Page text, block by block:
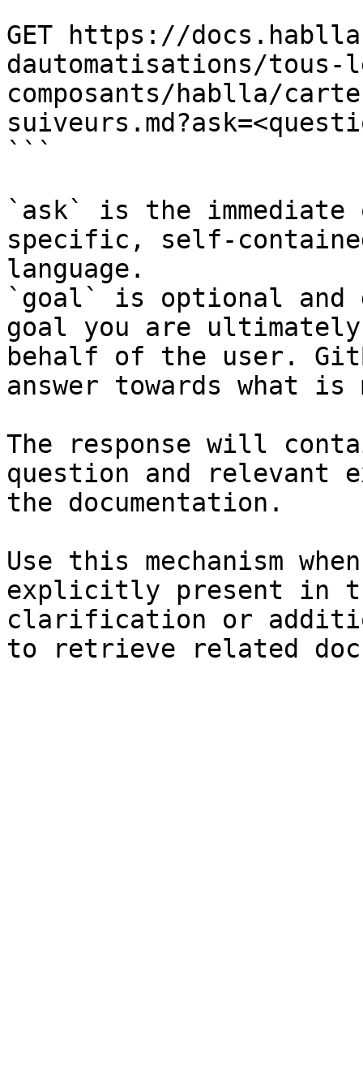
GET https://
dautomatisations/tous-
composants/hablla/
```
`ask` is the
specific, self-
language.
`goal` is optional and
goal you are
behalf of the user.
answer towards what
The response will
question and relevant
the documentation.
Use this mechanism
explicitly present in
clarification or